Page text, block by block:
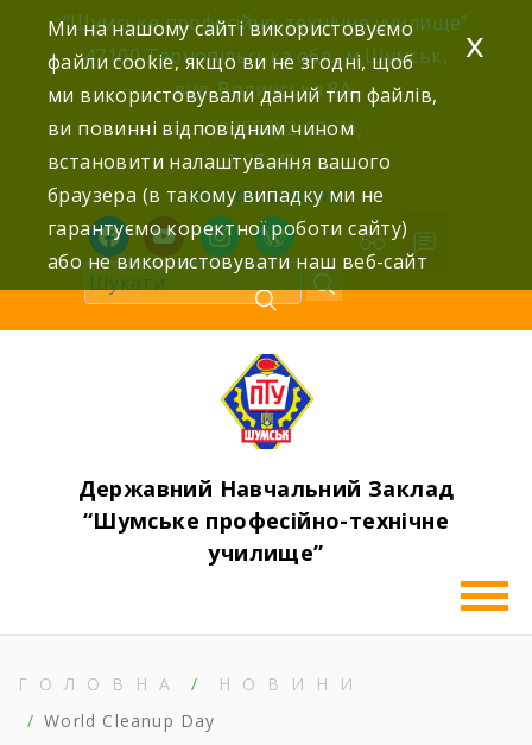
content
“Шумське професійно-технічне училище”
47100 Тернопільська обл., м.Шумськ,
вул. Волинська 8А,
тел: (03558) 2-22-76,
2-25-42,
shumdnz@ukr.net
facebookyoutubeinstagramwordpress
Державний Навчальний Заклад
“Шумське професійно-технічне
училище”
ГОЛОВНА
НОВИНИ
World Cleanup Day
Ми на нашому сайті використовуємо
файли cookie, якщо ви не згодні, щоб
ми використовували даний тип файлів,
ви повинні відповідним чином
встановити налаштування вашого
браузера (в такому випадку ми не
гарантуємо коректної роботи сайту)
або не використовувати наш веб-сайт
x